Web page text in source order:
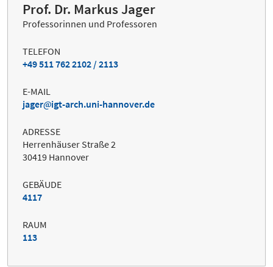
Prof. Dr. Markus Jager
Professorinnen und Professoren
TELEFON
+49 511 762 2102 / 2113
E-MAIL
jager
igt-arch.uni-hannover.de
ADRESSE
Herrenhäuser Straße 2
30419 Hannover
GEBÄUDE
4117
RAUM
113